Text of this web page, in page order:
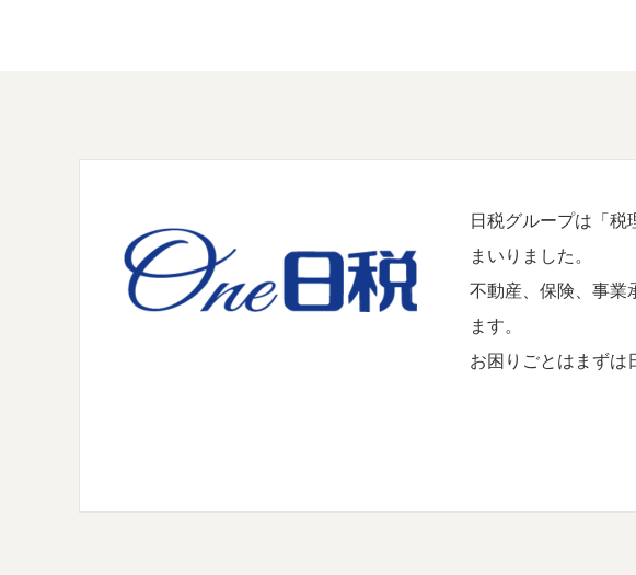
日税グループは「
まいりました。
不動産、保険、事業
ます。
お困りごとはまずは